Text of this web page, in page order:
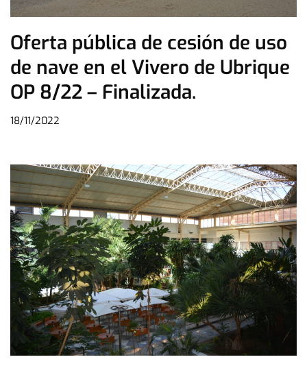
Oferta pública de cesión de uso
de nave en el Vivero de Ubrique
OP 8/22 – Finalizada.
18/11/2022